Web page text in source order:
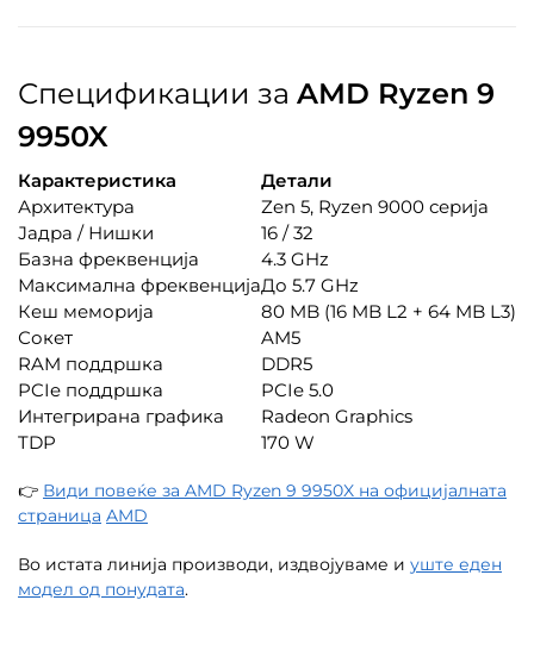
Спецификации за AMD Ryzen 9
9950X
Карактеристика
Детали
Архитектура
Zen 5, Ryzen 9000 серија
Јадра / Нишки
16 / 32
Базна фреквенција
4.3 GHz
Максимална фреквенцијаДо 5.7 GHz
Кеш меморија
80 MB (16 MB L2 + 64 MB L3)
Сокет
AM5
RAM поддршка
DDR5
PCIe поддршка
PCIe 5.0
Интегрирана графика
Radeon Graphics
TDP
170 W
👉 Види повеќе за AMD Ryzen 9 9950X на официјалната
страница AMD
Во истата линија производи, издвојуваме и уште еден
модел од понудата.